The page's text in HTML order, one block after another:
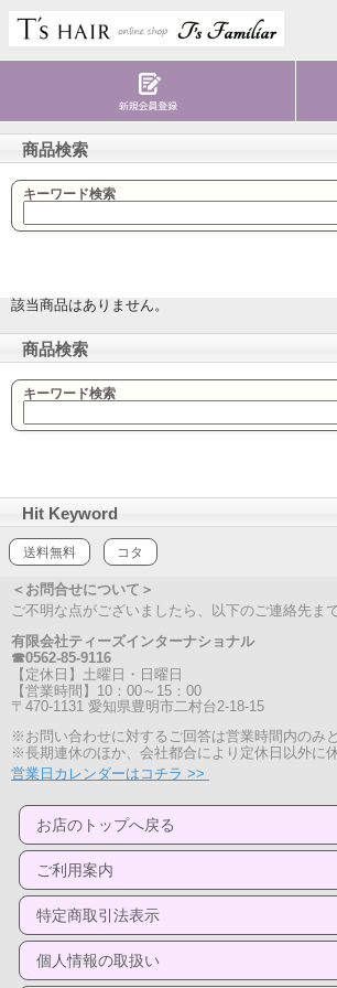
商品検索
キーワード検索
該当商品はありません。
商品検索
キーワード検索
Hit Keyword
送料無料 コタ
＜お問合せについて＞
ご不明な点がございましたら、以下のご連絡先ま
有限会社ティーズインターナショナル
☎0562-85-9116
【定休日】土曜日・日曜日
【営業時間】10：00～15：00
〒470-1131 愛知県豊明市二村台2-18-15
※お問い合わせに対するご回答は営業時間内のみ
※長期連休のほか、会社都合により定休日以外に
営業日カレンダーはコチラ >>
お店のトップへ戻る
ご利用案内
特定商取引法表示
個人情報の取扱い